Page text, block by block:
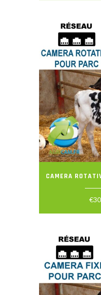
CAMERA
€